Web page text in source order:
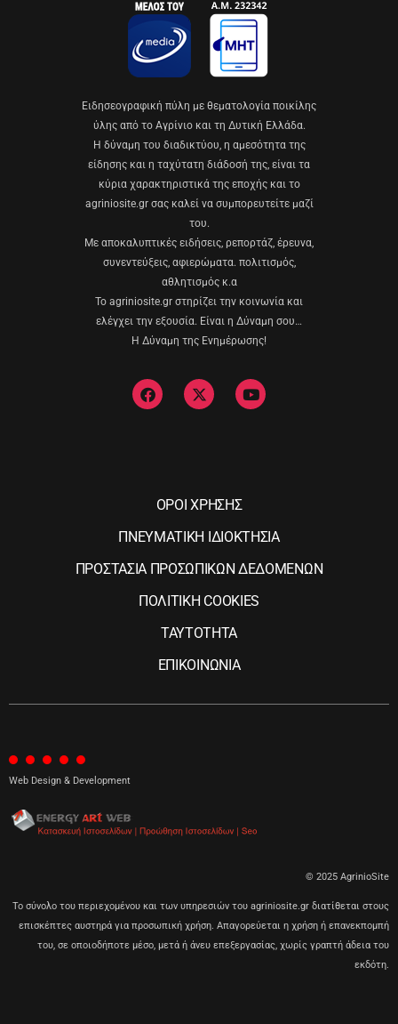
Eιδησεογραφική πύλη με θεματολογία ποικίλης
ύλης από το Αγρίνιο και τη Δυτική Ελλάδα.
Η δύναμη του διαδικτύου, η αμεσότητα της
είδησης και η ταχύτατη διάδοσή της, είναι τα
κύρια χαρακτηριστικά της εποχής και το
agriniosite.gr σας καλεί να συμπορευτείτε μαζί
του.
Με αποκαλυπτικές ειδήσεις, ρεπορτάζ, έρευνα,
συνεντεύξεις, αφιερώματα. πολιτισμός,
αθλητισμός κ.α
Το agriniosite.gr στηρίζει την κοινωνία και
ελέγχει την εξουσία. Είναι η Δύναμη σου…
Η Δύναμη της Ενημέρωσης!
ΟΡΟΙ ΧΡΗΣΗΣ
ΠΝΕΥΜΑΤΙΚΗ ΙΔΙΟΚΤΗΣΙΑ
ΠΡΟΣΤΑΣΙΑ ΠΡΟΣΩΠΙΚΩΝ ΔΕΔΟΜΕΝΩΝ
ΠΟΛΙΤΙΚΗ COOKIES
ΤΑΥΤΟΤΗΤΑ
ΕΠΙΚΟΙΝΩΝΙΑ
Web Design & Development
© 2025 AgrinioSite
Το σύνολο του περιεχομένου και των υπηρεσιών του agriniosite.gr διατίθεται στους
επισκέπτες αυστηρά για προσωπική χρήση. Απαγορεύεται η χρήση ή επανεκπομπή
του, σε οποιοδήποτε μέσο, μετά ή άνευ επεξεργασίας, χωρίς γραπτή άδεια του
εκδότη.